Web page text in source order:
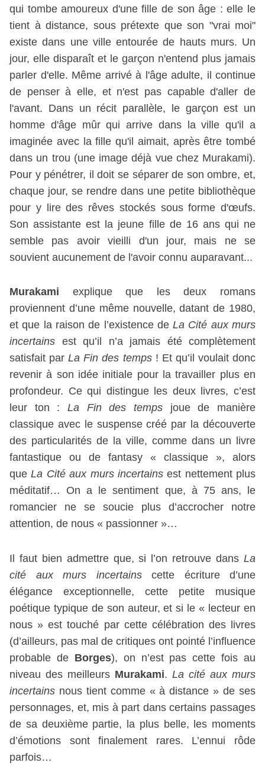
qui tombe amoureux d'une fille de son âge : elle le
tient à distance, sous prétexte que son "vrai moi"
existe dans une ville entourée de hauts murs. Un
jour, elle disparaît et le garçon n'entend plus jamais
parler d'elle. Même arrivé à l'âge adulte, il continue
de penser à elle, et n'est pas capable d'aller de
l'avant. Dans un récit parallèle, le garçon est un
homme d'âge mûr qui arrive dans la ville qu'il a
imaginée avec la fille qu'il aimait, après être tombé
dans un trou (une image déjà vue chez Murakami).
Pour y pénétrer, il doit se séparer de son ombre, et,
chaque jour, se rendre dans une petite bibliothèque
pour y lire des rêves stockés sous forme d'œufs.
Son assistante est la jeune fille de 16 ans qui ne
semble pas avoir vieilli d'un jour, mais ne se
souvient aucunement de l'avoir connu auparavant...
Murakami explique que les deux romans
proviennent d’une même nouvelle, datant de 1980,
et que la raison de l’existence deLa Cité aux murs
incertains est qu’il n’a jamais été complètement
satisfait parLa Fin des temps! Et qu’il voulait donc
revenir à son idée initiale pour la travailler plus en
profondeur. Ce qui distingue les deux livres, c’est
leur ton : La Fin des temps joue de manière
classique avec le suspense créé par la découverte
des particularités de la ville, comme dans un livre
fantastique ou de fantasy « classique », alors
queLa Cité aux murs incertainsest nettement plus
méditatif… On a le sentiment que, à 75 ans, le
romancier ne se soucie plus d’accrocher notre
attention, de nous « passionner »…
Il faut bien admettre que, si l’on retrouve dans La
cité aux murs incertainscette écriture d’une
élégance exceptionnelle, cette petite musique
poétique typique de son auteur, et si le « lecteur en
nous » est touché par cette célébration des livres
(d’ailleurs, pas mal de critiques ont pointé l’influence
probable de Borges), on n’est pas cette fois au
niveau des meilleurs Murakami. La cité aux murs
incertains nous tient comme « à distance » de ses
personnages, et, mis à part dans certains passages
de sa deuxième partie, la plus belle, les moments
d’émotions sont finalement rares. L’ennui rôde
parfois…